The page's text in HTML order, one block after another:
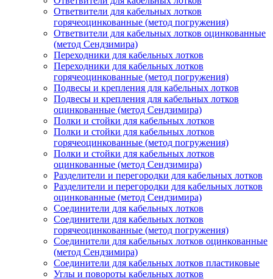
Ответвители для кабельных лотков
горячеоцинкованные (метод погружения)
Ответвители для кабельных лотков оцинкованные
(метод Сендзимира)
Переходники для кабельных лотков
Переходники для кабельных лотков
горячеоцинкованные (метод погружения)
Подвесы и крепления для кабельных лотков
Подвесы и крепления для кабельных лотков
оцинкованные (метод Сендзимира)
Полки и стойки для кабельных лотков
Полки и стойки для кабельных лотков
горячеоцинкованные (метод погружения)
Полки и стойки для кабельных лотков
оцинкованные (метод Сендзимира)
Разделители и перегородки для кабельных лотков
Разделители и перегородки для кабельных лотков
оцинкованные (метод Сендзимира)
Соединители для кабельных лотков
Соединители для кабельных лотков
горячеоцинкованные (метод погружения)
Соединители для кабельных лотков оцинкованные
(метод Сендзимира)
Соединители для кабельных лотков пластиковые
Углы и повороты кабельных лотков